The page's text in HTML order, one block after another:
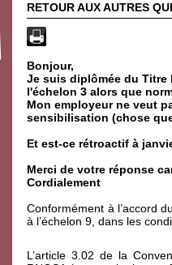
RETOUR AUX AUTRES
Bonjour,
Je suis diplômée du Titre
l'échelon 3 alors que
Mon employeur ne veut
sensibilisation (chose
Et est-ce rétroactif à
Merci de votre réponse
Cordialement
Conformément à l’accord
à l’échelon 9, dans les
L’article 3.02 de la